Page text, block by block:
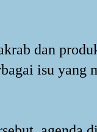
dan
isu yang